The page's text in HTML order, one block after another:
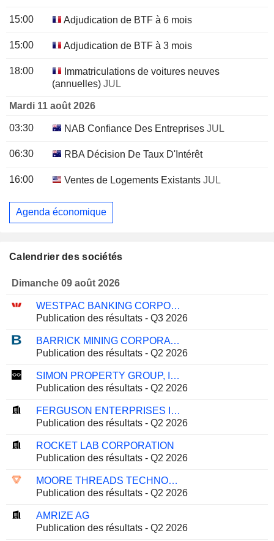
15:00 Adjudication de BTF à 6 mois
15:00 Adjudication de BTF à 3 mois
18:00
Immatriculations de voitures neuves
(annuelles) JUL
Mardi 11 août 2026
03:30 NAB Confiance Des Entreprises JUL
06:30 RBA Décision De Taux D'Intérêt
16:00 Ventes de Logements Existants JUL
Agenda économique
Calendrier des sociétés
Dimanche 09 août 2026
WESTPAC BANKING CORPORATION
Publication des résultats - Q3 2026
BARRICK MINING CORPORATION
Publication des résultats - Q2 2026
SIMON PROPERTY GROUP, INC.
Publication des résultats - Q2 2026
FERGUSON ENTERPRISES INC.
Publication des résultats - Q2 2026
ROCKET LAB CORPORATION
Publication des résultats - Q2 2026
MOORE THREADS TECHNOLOGY CO., LTD.
Publication des résultats - Q2 2026
AMRIZE AG
Publication des résultats - Q2 2026